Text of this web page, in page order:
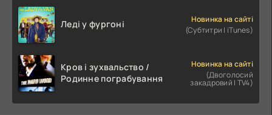
Леді у фургоні
Новинка на сайті
(Субтитри | iTunes)
Кров і зухвальство /
Родинне пограбування
Новинка на сайті
(Двоголосий
закадровий | TV4)